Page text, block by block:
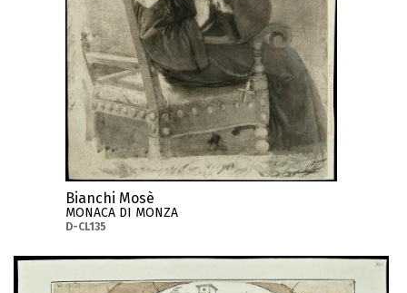
Bianchi Mosè
MONACA DI MONZA
D-CL135